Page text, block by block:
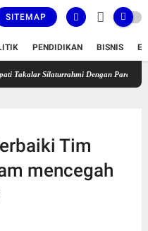
SITEMAP
PENDIDIKAN BISNIS
Negeri 4 Galesong Utara Kian Diminati
Tim
mencegah